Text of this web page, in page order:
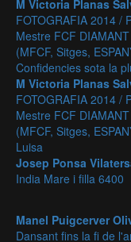
M Victoria Planas
FOTOGRAFIA 2014 /
Mestre FCF
(MFCF, Sitges,
Confidencies sota la
M Victoria Planas
FOTOGRAFIA 2014 /
Mestre FCF
(MFCF, Sitges,
Luisa
Josep Ponsa
India Mare i filla 6400
Manel Puigcerver
Dansant fins la fi de